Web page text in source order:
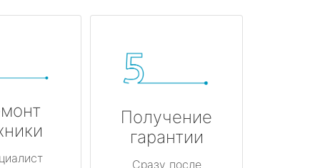
Получение
гарантии
Сразу после